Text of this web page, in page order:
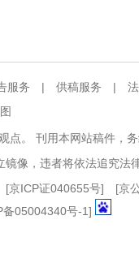
服务 | 供稿服务 |
点。 刊用本网站稿件，
镜像，违者将依法追究法
[京ICP证040655号] [京
备05004340号-1]